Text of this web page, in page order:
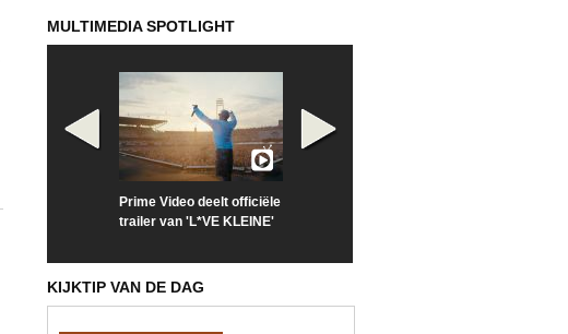
MULTIMEDIA SPOTLIGHT
Prime Video deelt officiële
trailer van 'L*VE KLEINE'
KIJKTIP VAN DE DAG